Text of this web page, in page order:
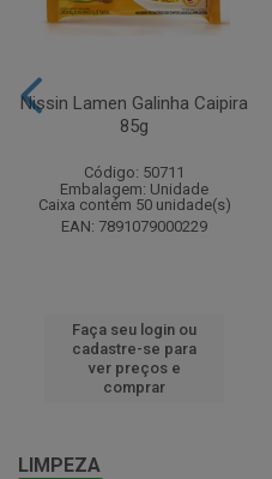
Nissin Lamen Galinha Caipira
85g
Código: 50711
Embalagem: Unidade
Caixa contém 50 unidade(s)
EAN: 7891079000229
Faça seu login ou
cadastre-se para
ver preços e
comprar
LIMPEZA